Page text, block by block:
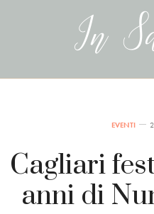
EVENTI
Cagliari
anni di